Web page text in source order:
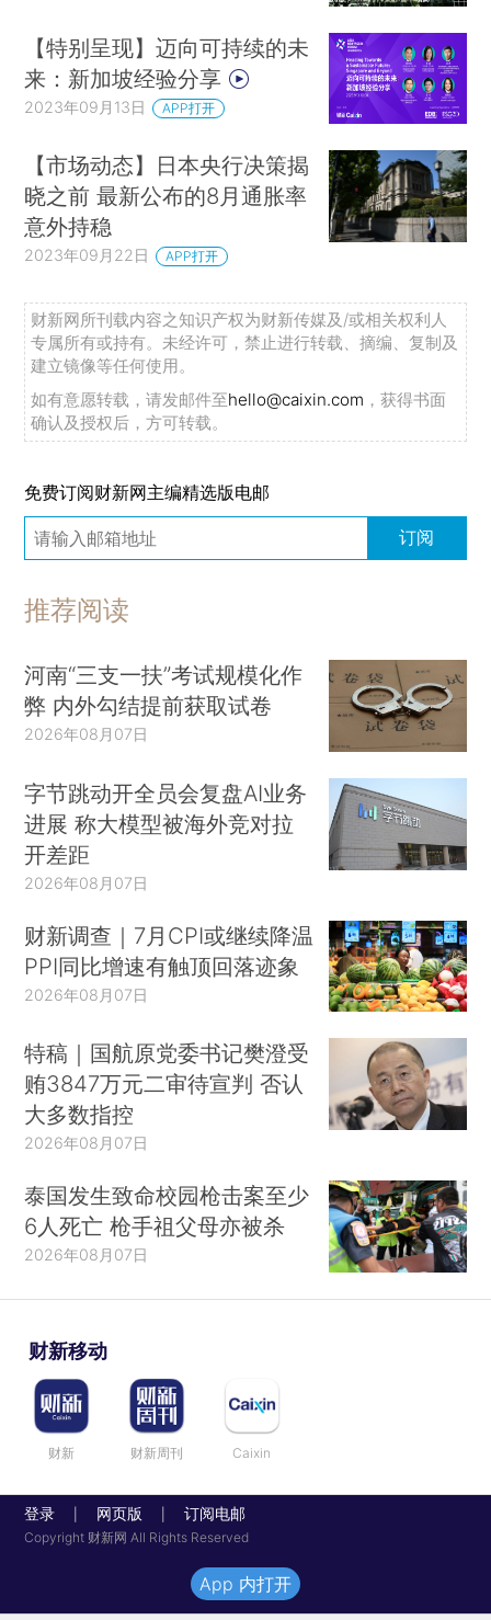
【特别呈现】迈向可持续的未
来：新加坡经验分享
2023年09月13日 APP打开
【市场动态】日本央行决策揭
晓之前 最新公布的8月通胀率
意外持稳
2023年09月22日 APP打开
财新网所刊载内容之知识产权为财新传媒及/或相关权利人
专属所有或持有。未经许可，禁止进行转载、摘编、复制及
建立镜像等任何使用。
如有意愿转载，请发邮件至hello@caixin.com ，获得书面
确认及授权后，方可转载。
免费订阅财新网主编精选版电邮
订阅
推荐阅读
河南“三支一扶”考试规模化作
弊 内外勾结提前获取试卷
2026年08月07日
字节跳动开全员会复盘AI业务
进展 称大模型被海外竞对拉
开差距
2026年08月07日
财新调查｜7月CPI或继续降温
PPI同比增速有触顶回落迹象
2026年08月07日
特稿｜国航原党委书记樊澄受
贿3847万元二审待宣判 否认
大多数指控
2026年08月07日
泰国发生致命校园枪击案至少
6人死亡 枪手祖父母亦被杀
2026年08月07日
财新移动
财新 财新周刊 Caixin
登录 网页版 订阅电邮
Copyright 财新网 All Rights Reserved
App 内打开